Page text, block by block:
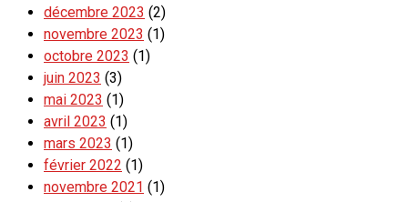
décembre 2023 (2)
novembre 2023 (1)
octobre 2023 (1)
juin 2023 (3)
mai 2023 (1)
avril 2023 (1)
mars 2023 (1)
février 2022 (1)
novembre 2021 (1)